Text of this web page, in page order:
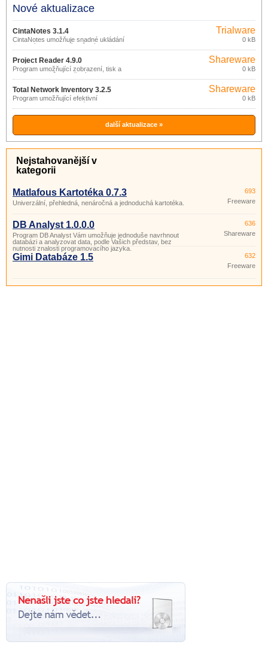
Nové aktualizace
CintaNotes 3.1.4
CintaNotes umožňuje snadné ukládání
vybraných informací z různých
dokumentů a webových stránek.
Trialware
0 kB
Project Reader 4.9.0
Program umožňující zobrazení, tisk a
export projektů vytvořených v aplikaci
Microsoft Project a uložených ve formátu
MPP, MPT, XML nebo databáze (Access,
SQL Server, Oracle), bez potřeby
instalace MS Project.
Shareware
0 kB
Total Network Inventory 3.2.5
Program umožňující efektivní
inventarizaci hardwarového a
softwarového vybavení počítačů v
sítích.
Shareware
0 kB
další aktualizace »
Nejstahovanější v
kategorii
Matlafous Kartotéka 0.7.3
Univerzální, přehledná, nenáročná a jednoduchá kartotéka.
693
Freeware
DB Analyst 1.0.0.0
Program DB Analyst Vám umožňuje jednoduše navrhnout
databázi a analyzovat data, podle Vašich představ, bez
nutnosti znalosti programovacího jazyka.
636
Shareware
Gimi Databáze 1.5
632
Freeware